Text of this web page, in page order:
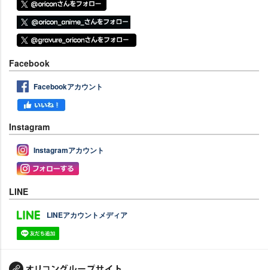
Facebook
Facebookアカウント
Instagram
Instagramアカウント
LINE
LINEアカウントメディア